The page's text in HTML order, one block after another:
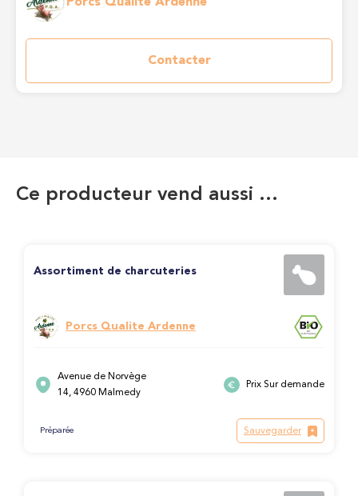
Contacter
Ce producteur vend aussi …
Assortiment de charcuteries
Porcs Qualite Ardenne
Avenue de Norvège
14, 4960 Malmedy
Prix Sur demande
Préparée Sauvegarder